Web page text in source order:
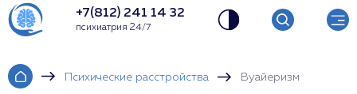
+7(812) 241 14 32
психиатрия 24/7
Психические расстройства Вуайеризм